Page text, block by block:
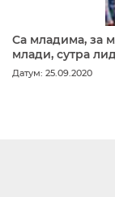
Са младима, за
млади, сутра
Датум: 25.09.2020